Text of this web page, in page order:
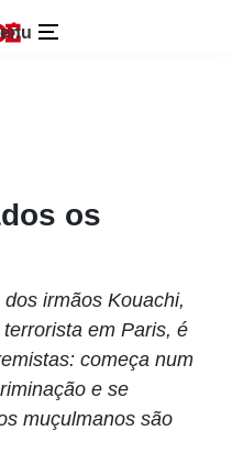
os
irmãos Kouachi,
em Paris, é
começa num
e se
muçulmanos são